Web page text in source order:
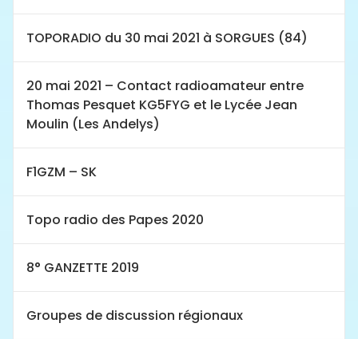
TOPORADIO du 30 mai 2021 à SORGUES (84)
20 mai 2021 – Contact radioamateur entre
Thomas Pesquet KG5FYG et le Lycée Jean
Moulin (Les Andelys)
F1GZM – SK
Topo radio des Papes 2020
8° GANZETTE 2019
Groupes de discussion régionaux